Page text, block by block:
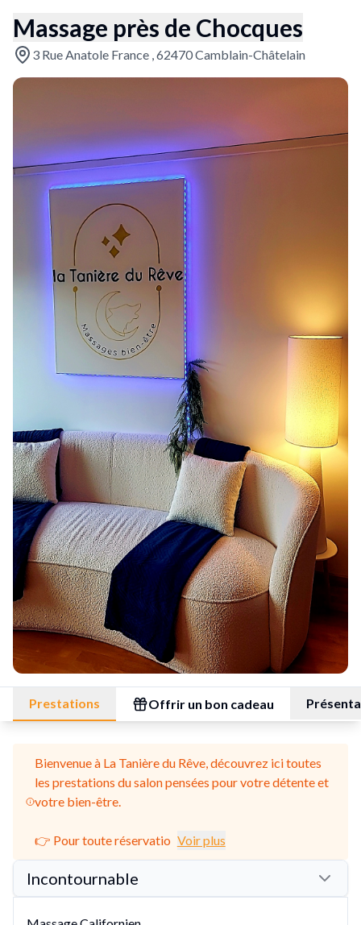
Massage près de Chocques
3 Rue Anatole France , 62470 Camblain-Châtelain
Prestations Offrir un bon cadeau
Bienvenue à La Tanière du Rêve, découvrez ici toutes
les prestations du salon pensées pour votre détente et
votre bien-être.
👉 Pour toute réservatio Voir plus
Incontournable